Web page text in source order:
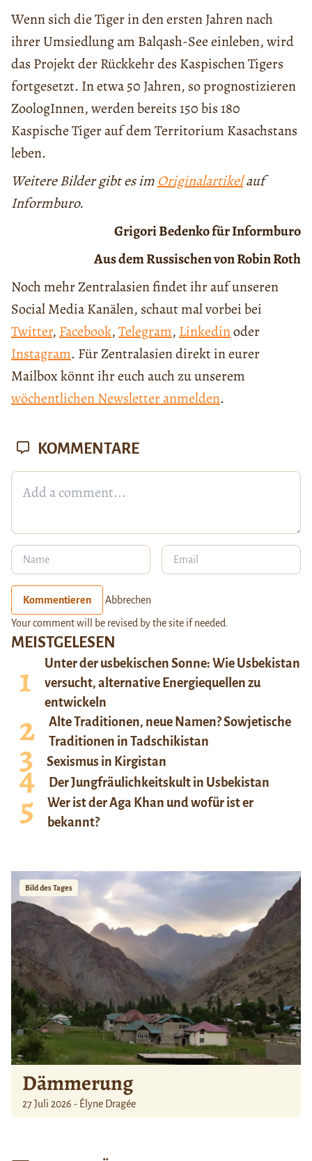
Wenn sich die Tiger in den ersten Jahren nach
ihrer Umsiedlung am Balqash-See einleben, wird
das Projekt der Rückkehr des Kaspischen Tigers
fortgesetzt. In etwa 50 Jahren, so prognostizieren
ZoologInnen, werden bereits 150 bis 180
Kaspische Tiger auf dem Territorium Kasachstans
leben.
Weitere Bilder gibt es imOriginalartikelauf
Informburo.
Grigori Bedenko für Informburo
Aus dem Russischen von Robin Roth
Noch mehr Zentralasien findet ihr auf unseren
Social Media Kanälen, schaut mal vorbei bei
Twitter,Facebook,Telegram,Linkedinoder
Instagram. Für Zentralasien direkt in eurer
Mailbox könnt ihr euch auch zu unserem
wöchentlichen Newsletter anmelden.
MEISTGELESEN
Unter der usbekischen Sonne: Wie Usbekistan
versucht, alternative Energiequellen zu
entwickeln
Alte Traditionen, neue Namen? Sowjetische
Traditionen in Tadschikistan
Sexismus in Kirgistan
Der Jungfräulichkeitskult in Usbekistan
Wer ist der Aga Khan und wofür ist er
bekannt?
Bild des Tages
Dämmerung
27 Juli 2026 - Élyne Dragée
KOMMENTARE
Kommentieren Abbrechen
Your comment will be revised by the site if needed.